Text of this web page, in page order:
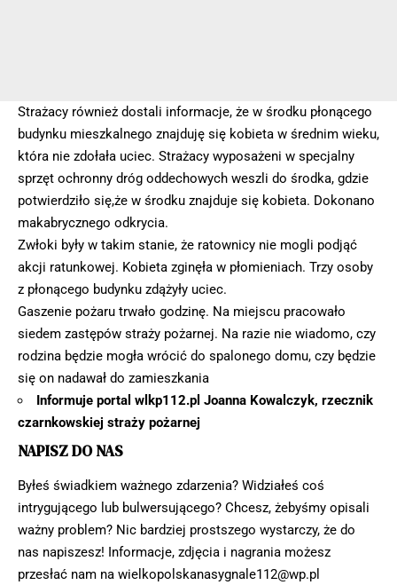
Strażacy również dostali informacje, że w środku płonącego
budynku mieszkalnego znajduję się kobieta w średnim wieku,
która nie zdołała uciec. Strażacy wyposażeni w specjalny
sprzęt ochronny dróg oddechowych weszli do środka, gdzie
potwierdziło się,że w środku znajduje się kobieta. Dokonano
makabrycznego odkrycia.
Zwłoki były w takim stanie, że ratownicy nie mogli podjąć
akcji ratunkowej. Kobieta zginęła w płomieniach. Trzy osoby
z płonącego budynku zdążyły uciec.
Gaszenie pożaru trwało godzinę. Na miejscu pracowało
siedem zastępów straży pożarnej. Na razie nie wiadomo, czy
rodzina będzie mogła wrócić do spalonego domu, czy będzie
się on nadawał do zamieszkania
Informuje portal wlkp112.pl Joanna Kowalczyk, rzecznik
czarnkowskiej straży pożarnej
NAPISZ DO NAS
Byłeś świadkiem ważnego zdarzenia? Widziałeś coś
intrygującego lub bulwersującego? Chcesz, żebyśmy opisali
ważny problem? Nic bardziej prostszego wystarczy, że do
nas napiszesz! Informacje, zdjęcia i nagrania możesz
przesłać nam na wielkopolskanasygnale112@wp.pl